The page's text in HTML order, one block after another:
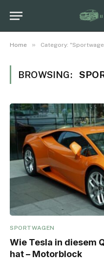
Home » Category:
BROWSING:
SPORTWAGEN
Wie Tesla in diesem
hat – Motorblock